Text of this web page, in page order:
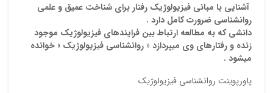
آشنايي با مباني فيزيولوژيك رفتار براي شناخت عميق و علمي
روانشناسي ضرورت كامل دارد .
دانشي كه به مطالعه ارتباط بين فرايندهاي فيزيولوژيك موجود
زنده و رفتارهاي وي ميپردازد « روانشناسي فيزيولوژيك » خوانده
ميشود .
پاورپوینت روانشناسي فيزيولوژيك